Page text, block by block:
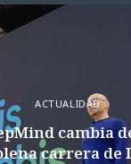
ACTUALIDAD
cambia
carrera de